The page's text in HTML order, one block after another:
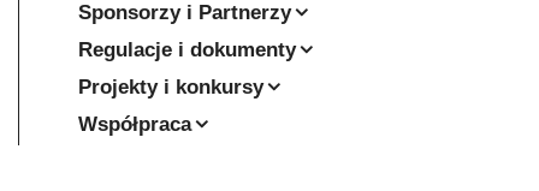
Sponsorzy i Partnerzy
Regulacje i dokumenty
Projekty i konkursy
Współpraca